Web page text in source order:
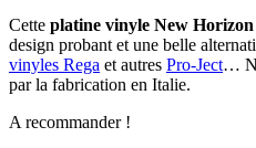
Cette platine vinyle New Horizon
design probant et une belle
vinyles Rega et autres Pro-Ject…
par la fabrication en Italie.
A recommander !